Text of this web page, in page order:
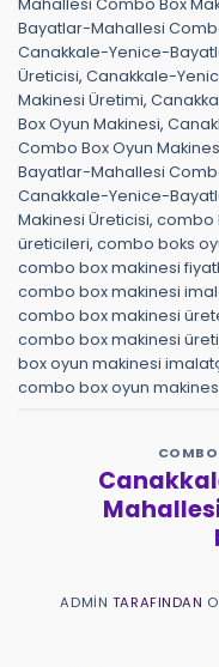
Bayatlar-Mahallesi
Canakkale-Yenice-
Üreticisi, Canakkale-
Makinesi Üretimi,
Box Oyun Makinesi,
Combo Box Oyun
Bayatlar-Mahallesi
Canakkale-Yenice-
Makinesi Üreticisi, combo
üreticileri, combo boks
combo box makinesi
combo box makinesi
combo box makinesi
combo box makinesi
box oyun makinesi
combo box oyun
ADMIN TARAFINDAN